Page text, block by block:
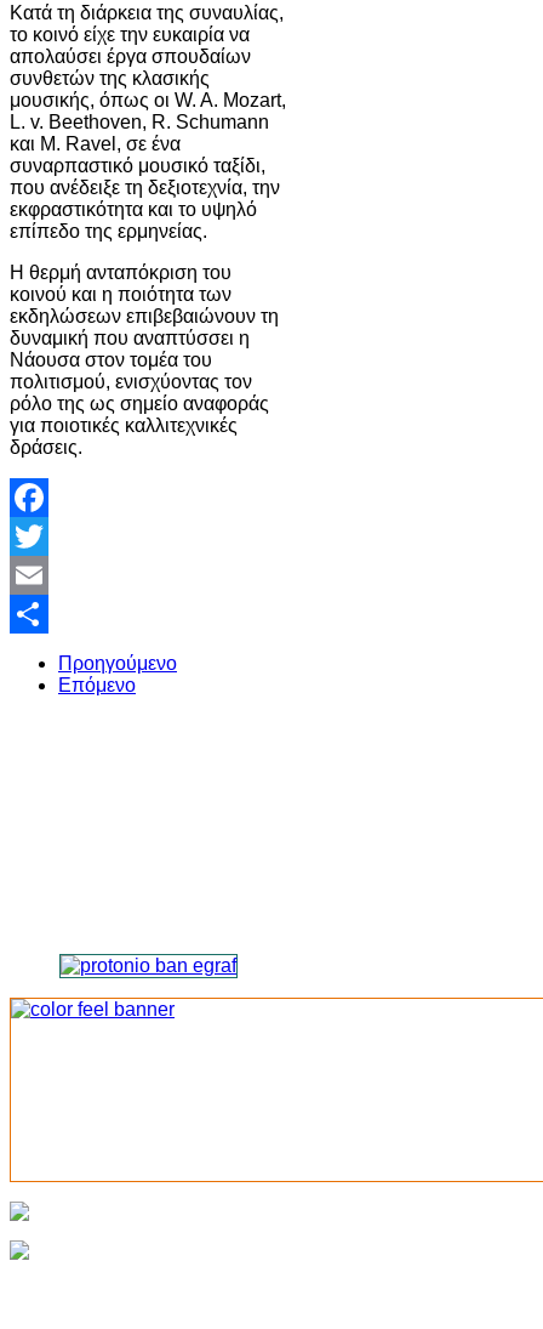
Κατά τη διάρκεια της συναυλίας,
το κοινό είχε την ευκαιρία να
απολαύσει έργα σπουδαίων
συνθετών της κλασικής
μουσικής, όπως οι W. A. Mozart,
L. v. Beethoven, R. Schumann
και M. Ravel, σε ένα
συναρπαστικό μουσικό ταξίδι,
που ανέδειξε τη δεξιοτεχνία, την
εκφραστικότητα και το υψηλό
επίπεδο της ερμηνείας.
Η θερμή ανταπόκριση του
κοινού και η ποιότητα των
εκδηλώσεων επιβεβαιώνουν τη
δυναμική που αναπτύσσει η
Νάουσα στον τομέα του
πολιτισμού, ενισχύοντας τον
ρόλο της ως σημείο αναφοράς
για ποιοτικές καλλιτεχνικές
δράσεις.
Facebook
Twitter
Email
Share
Προηγούμενο
Επόμενο